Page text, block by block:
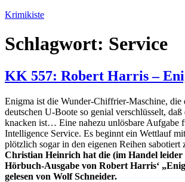
Zum
springen
Krimikiste
Schlagwort: Service
KK 557: Robert Harris –
Enigma ist die Wunder-Chiffrier-Maschine, die
deutschen U-Boote so genial verschlüsselt,
knacken ist… Eine nahezu unlösbare Aufgabe
Intelligence Service. Es beginnt ein Wettlauf
plötzlich sogar in den eigenen Reihen
Christian Heinrich hat die (im Handel leider
Hörbuch-Ausgabe von Robert Harris‘
gelesen von Wolf Schneider.